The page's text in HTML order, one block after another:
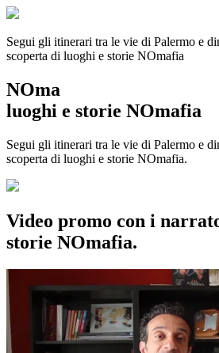
Segui gli itinerari tra le vie di Palermo e
scoperta di luoghi e storie NOmafia
NOma
luoghi e storie NOmafia
Segui gli itinerari tra le vie di Palermo e
scoperta di luoghi e storie NOmafia.
Video promo con i
storie NOmafia.